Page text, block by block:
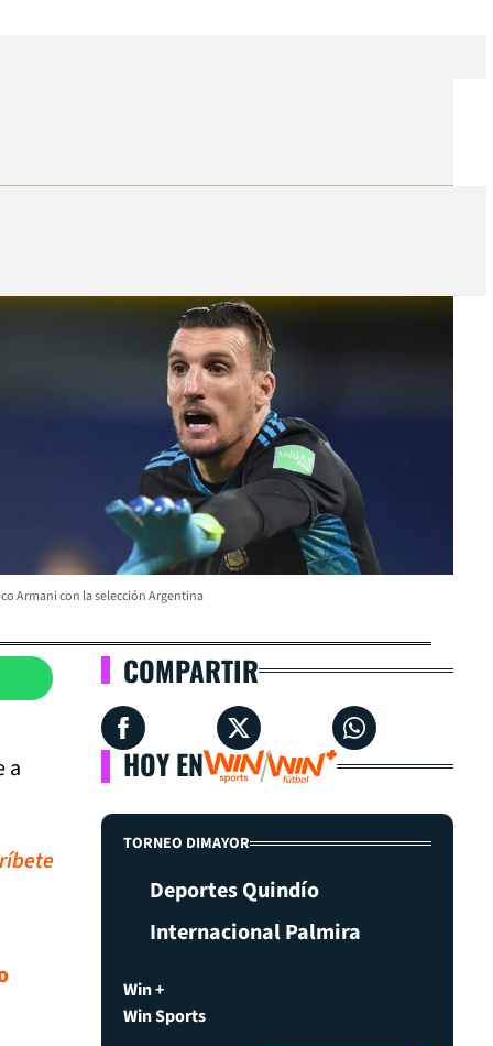
Armani con la selección Argentina
a
COMPARTIR
HOY EN
TORNEO DIMAYOR
Deportes Quindío
Internacional Palmira
Win +
Win Sports